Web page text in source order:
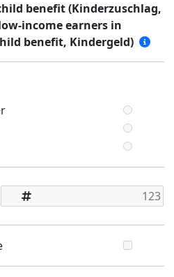
benefit (Kinderzuschlag,
income earners in
benefit, Kindergeld)